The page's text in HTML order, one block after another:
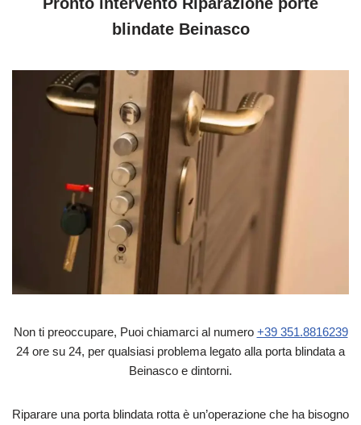
blindate Beinasco
Non ti preoccupare, Puoi chiamarci al numero +39 351.8816239
24 ore su 24, per qualsiasi problema legato alla porta blindata a
Beinasco e dintorni.
Riparare una porta blindata rotta è un’operazione che ha bisogno